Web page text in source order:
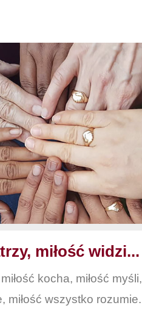
miłość widzi...
kocha, miłość myśli,
miłość wszystko rozumie.